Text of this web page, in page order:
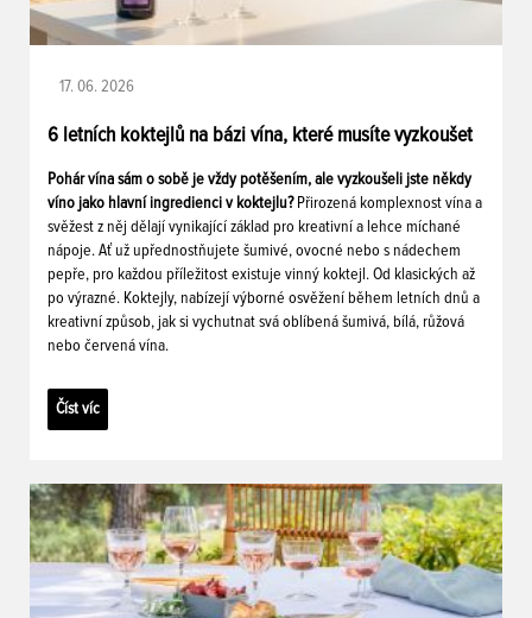
17. 06. 2026
6 letních koktejlů na bázi vína, které musíte vyzkoušet
Pohár vína sám o sobě je vždy potěšením, ale vyzkoušeli jste někdy
víno jako hlavní ingredienci v koktejlu? Přirozená komplexnost vína a
svěžest z něj dělají vynikající základ pro kreativní a lehce míchané
nápoje. Ať už upřednostňujete šumivé, ovocné nebo s nádechem
pepře, pro každou příležitost existuje vinný koktejl. Od klasických až
po výrazné. Koktejly, nabízejí výborné osvěžení během letních dnů a
kreativní způsob, jak si vychutnat svá oblíbená šumivá, bílá, růžová
nebo červená vína.
Číst víc